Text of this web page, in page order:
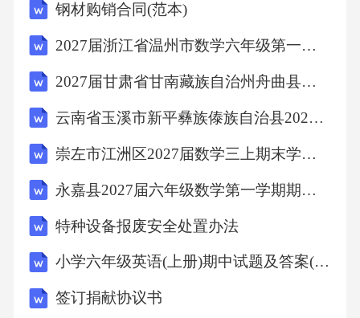
钢材购销合同(范本)
2027届浙江省温州市数学六年级第一学期期末综合测试试题含解析
2027届甘肃省甘南藏族自治州舟曲县六上数学期末复习检测试题含解析
云南省玉溪市新平彝族傣族自治县2027届四上数学期末复习检测模拟试题含解析
崇左市江洲区2027届数学三上期末学业质量监测试题含解析
永嘉县2027届六年级数学第一学期期末复习检测模拟试题含解析
特种设备报废安全处置办法
小学六年级英语(上册)期中试题及答案(下载)
签订捐献协议书